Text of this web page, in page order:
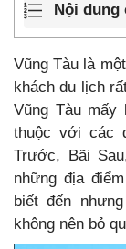
Nội dung
Vũng Tàu là
khách du lịch
Vũng Tàu mấy
thuộc với các
Trước, Bãi
những địa điểm
biết đến
không nên bỏ